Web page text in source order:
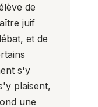
de
juif
et de
s'y
plaisent,
une